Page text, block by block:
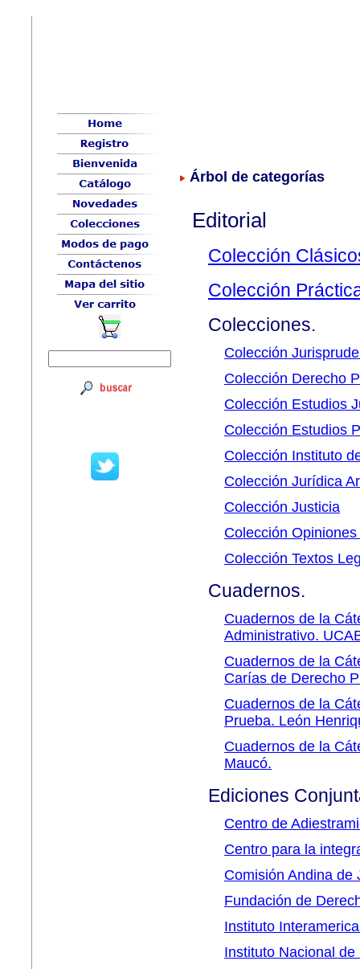
Árbol de categorías
Editorial
Colección
Colección
Colecciones.
Colección
Colección Derecho
Colección Estudios
Colección Estudios
Colección Instituto
Colección Jurídica
Colección Justicia
Colección
Colección Textos
Cuadernos.
Cuadernos de la
Administrativo.
Cuadernos de la
Carías de Derecho
Cuadernos de la
Prueba. León
Cuadernos de la
Maucó.
Ediciones
Centro de
Centro para la
Comisión Andina de
Fundación de
Instituto
Instituto Nacional